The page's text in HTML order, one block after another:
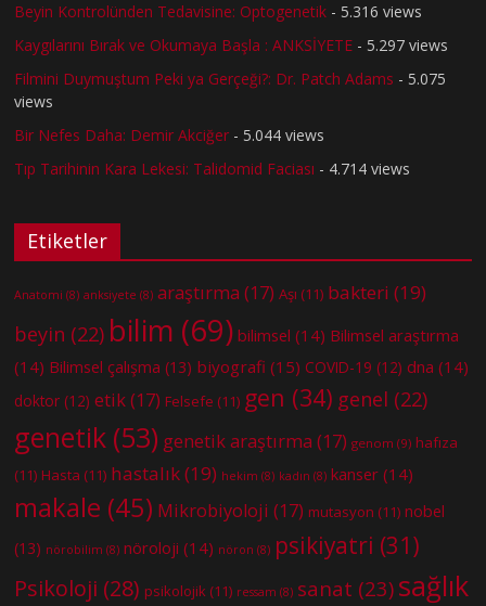
Beyin Kontrolünden Tedavisine: Optogenetik - 5.316 views
Kaygılarını Bırak ve Okumaya Başla : ANKSİYETE - 5.297 views
Filmini Duymuştum Peki ya Gerçeği?: Dr. Patch Adams - 5.075
views
Bir Nefes Daha: Demir Akciğer - 5.044 views
Tıp Tarihinin Kara Lekesi: Talidomid Faciası - 4.714 views
Etiketler
Anatomi (8) anksiyete (8) araştırma (17) Aşı (11) bakteri (19)
beyin (22) bilim (69) bilimsel (14) Bilimsel araştırma
(14) Bilimsel çalışma (13) biyografi (15) COVID-19 (12) dna (14)
doktor (12) etik(17) Felsefe (11) gen (34) genel (22)
genetik (53) genetik araştırma (17) genom (9) hafıza
(11) Hasta (11) hastalık(19) hekim (8) kadın (8) kanser (14)
makale (45) Mikrobiyoloji (17) mutasyon (11) nobel
(13) nörobilim (8) nöroloji (14) nöron (8) psikiyatri (31)
Psikoloji (28) psikolojik (11) ressam (8) sanat (23) sağlık